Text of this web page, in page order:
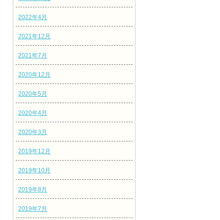
2022年4月
2021年12月
2021年7月
2020年12月
2020年5月
2020年4月
2020年3月
2019年12月
2019年10月
2019年8月
2019年7月